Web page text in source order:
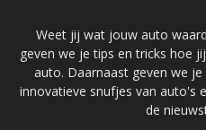
Weet jij wat jouw auto
geven we je tips en tricks hoe
auto. Daarnaast geven we
innovatieve snufjes van auto's
de